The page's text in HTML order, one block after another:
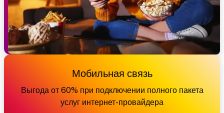
Мобильная связь
Выгода от 60% при подключении полного пакета
услуг интернет-провайдера